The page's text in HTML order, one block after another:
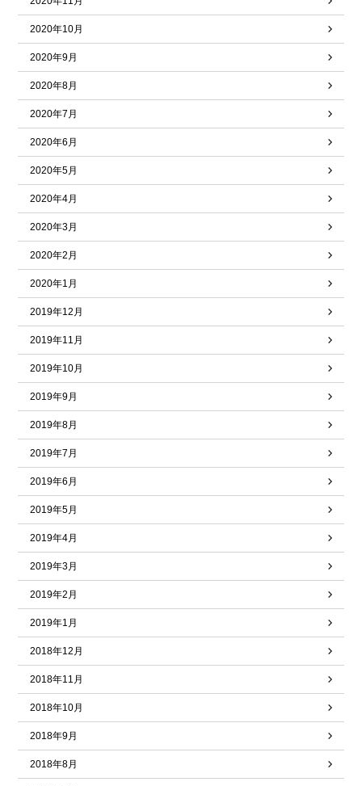
2020年10月
2020年9月
2020年8月
2020年7月
2020年6月
2020年5月
2020年4月
2020年3月
2020年2月
2020年1月
2019年12月
2019年11月
2019年10月
2019年9月
2019年8月
2019年7月
2019年6月
2019年5月
2019年4月
2019年3月
2019年2月
2019年1月
2018年12月
2018年11月
2018年10月
2018年9月
2018年8月